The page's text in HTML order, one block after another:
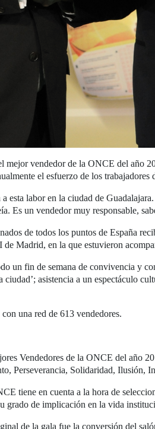
mejor vendedor de la ONCE del año
el esfuerzo de los
esta labor en la ciudad de
Es un vendedor muy responsable,
de todos los puntos de España
Madrid, en la que estuvieron
un fin de semana de convivencia y
asistencia a un espectáculo
una red de 613 vendedores.
Vendedores de la ONCE del año
Perseverancia, Solidaridad, Ilusión,
tiene en cuenta a la hora de
grado de implicación en la vida
de la gala fue la conversión del